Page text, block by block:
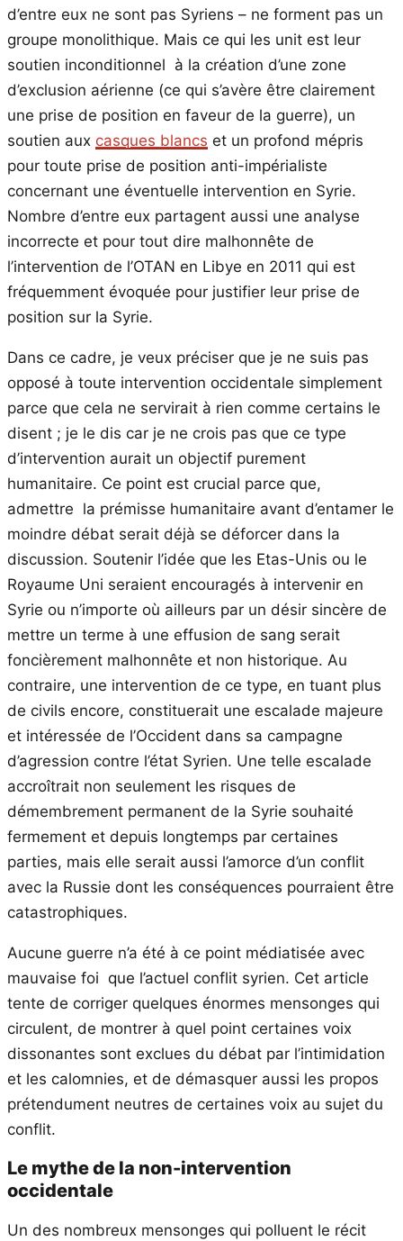
d’entre eux ne sont pas Syriens – ne forment pas un
groupe monolithique. Mais ce qui les unit est leur
soutien inconditionnel à la création d’une zone
d’exclusion aérienne (ce qui s’avère être clairement
une prise de position en faveur de la guerre), un
soutien aux casques blancs et un profond mépris
pour toute prise de position anti-impérialiste
concernant une éventuelle intervention en Syrie.
Nombre d’entre eux partagent aussi une analyse
incorrecte et pour tout dire malhonnête de
l’intervention de l’OTAN en Libye en 2011 qui est
fréquemment évoquée pour justifier leur prise de
position sur la Syrie.
Dans ce cadre, je veux préciser que je ne suis pas
opposé à toute intervention occidentale simplement
parce que cela ne servirait à rien comme certains le
disent ; je le dis car je ne crois pas que ce type
d’intervention aurait un objectif purement
humanitaire. Ce point est crucial parce que,
admettre la prémisse humanitaire avant d’entamer le
moindre débat serait déjà se déforcer dans la
discussion. Soutenir l’idée que les Etas-Unis ou le
Royaume Uni seraient encouragés à intervenir en
Syrie ou n’importe où ailleurs par un désir sincère de
mettre un terme à une effusion de sang serait
foncièrement malhonnête et non historique. Au
contraire, une intervention de ce type, en tuant plus
de civils encore, constituerait une escalade majeure
et intéressée de l’Occident dans sa campagne
d’agression contre l’état Syrien. Une telle escalade
accroîtrait non seulement les risques de
démembrement permanent de la Syrie souhaité
fermement et depuis longtemps par certaines
parties, mais elle serait aussi l’amorce d’un conflit
avec la Russie dont les conséquences pourraient être
catastrophiques.
Aucune guerre n’a été à ce point médiatisée avec
mauvaise foi que l’actuel conflit syrien. Cet article
tente de corriger quelques énormes mensonges qui
circulent, de montrer à quel point certaines voix
dissonantes sont exclues du débat par l’intimidation
et les calomnies, et de démasquer aussi les propos
prétendument neutres de certaines voix au sujet du
conflit.
Le mythe de la non-intervention
occidentale
Un des nombreux mensonges qui polluent le récit